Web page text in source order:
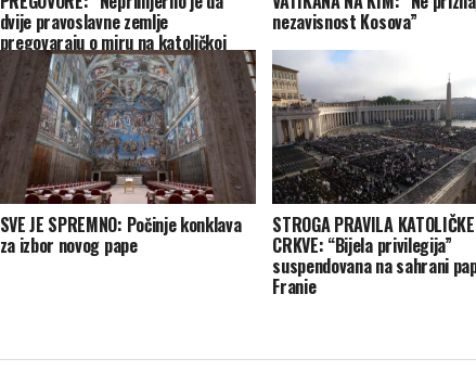
dvije pravoslavne zemlje
pregovaraju o miru na katoličkoj
platformi”
nezavisnost Kosova”
SVE JE SPREMNO: Počinje konklava
za izbor novog pape
STROGA PRAVILA KATOLIČKE
CRKVE: “Bijela privilegija”
suspendovana na sahrani
Franje